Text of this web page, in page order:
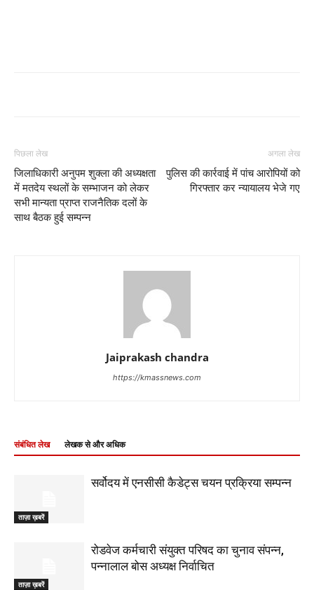
पिछला लेख
जिलाधिकारी अनुपम शुक्ला की अध्यक्षता
में मतदेय स्थलों के सम्भाजन को लेकर
सभी मान्यता प्राप्त राजनैतिक दलों के
साथ बैठक हुई सम्पन्न
अगला लेख
पुलिस की कार्रवाई में पांच आरोपियों को
गिरफ्तार कर न्यायालय भेजे गए
Jaiprakash chandra
https://kmassnews.com
संबंधित लेख लेखक से और अधिक
ताज़ा ख़बरें
सर्वोदय में एनसीसी कैडेट्स चयन प्रक्रिया सम्पन्न
ताज़ा ख़बरें
रोडवेज कर्मचारी संयुक्त परिषद का चुनाव संपन्न,
पन्नालाल बोस अध्यक्ष निर्वाचित